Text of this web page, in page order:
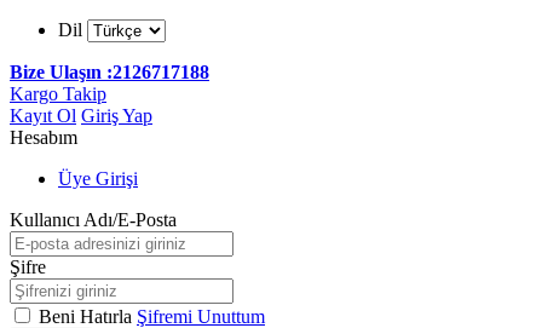
Dil
Bize Ulaşın :2126717188
Kargo Takip
Kayıt Ol Giriş Yap
Hesabım
Üye Girişi
Kullanıcı Adı/E-Posta
Şifre
Beni Hatırla Şifremi Unuttum